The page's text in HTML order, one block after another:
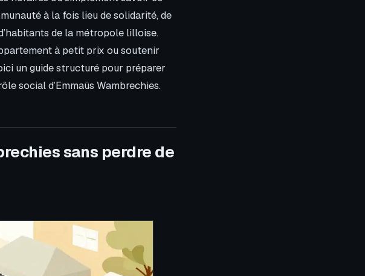
à la fois lieu de solidarité, de
de la métropole lilloise.
à petit prix ou soutenir
un guide structuré pour préparer
social d’Emmaüs Wambrechies.
sans perdre de